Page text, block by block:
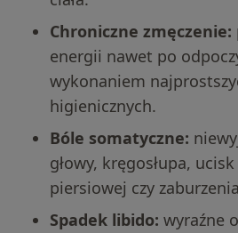
Chroniczne zmęczenie:
energii nawet po
wykonaniem
higienicznych.
Bóle somatyczne:
głowy, kręgosłupa,
piersiowej czy
Spadek libido: wyraźne